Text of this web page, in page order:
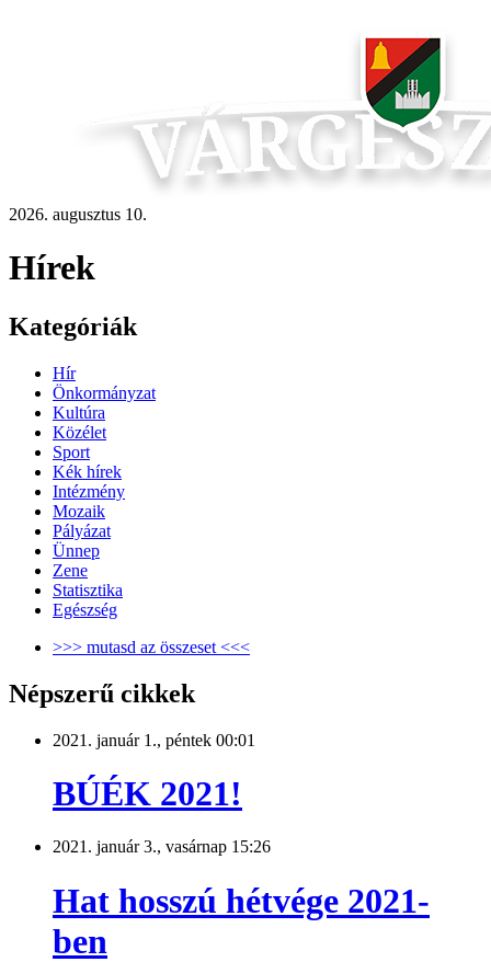
2026. augusztus 10.
Hírek
Kategóriák
Hír
Önkormányzat
Kultúra
Közélet
Sport
Kék hírek
Intézmény
Mozaik
Pályázat
Ünnep
Zene
Statisztika
Egészség
>>> mutasd az összeset <<<
Népszerű cikkek
2021. január 1., péntek 00:01
BÚÉK 2021!
2021. január 3., vasárnap 15:26
Hat hosszú hétvége 2021-
ben